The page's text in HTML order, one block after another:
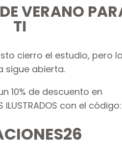
VERANO
TI
cierro el estudio, pero
sigue abierta.
10% de descuento en
ILUSTRADOS con el código: